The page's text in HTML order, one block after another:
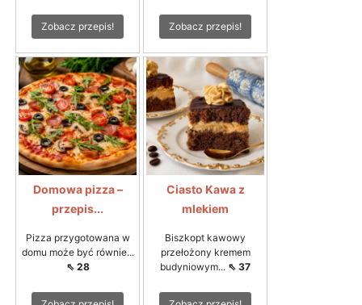
Zobacz przepis! Zobacz przepis!
Domowa pizza –
przepis...
Pizza przygotowana w
domu może być równie...
⇖ 28
Ciasto Kawa z
mlekiem
Biszkopt kawowy
przełożony kremem
budyniowym... ⇖ 37